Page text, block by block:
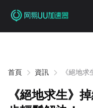
首頁 資訊
《絕地
《絕地求生》